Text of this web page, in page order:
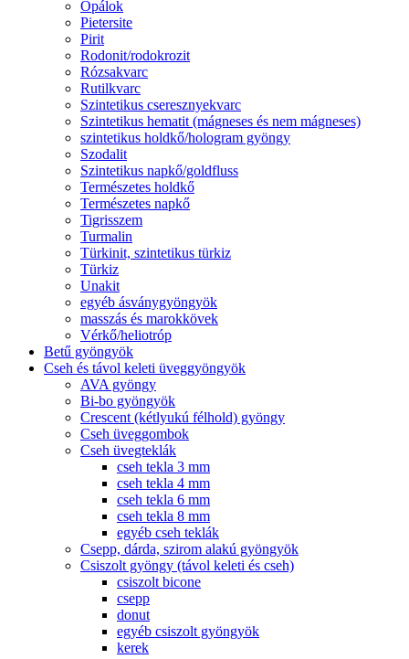
Opálok
Pietersite
Pirit
Rodonit/rodokrozit
Rózsakvarc
Rutilkvarc
Szintetikus cseresznyekvarc
Szintetikus hematit (mágneses és nem mágneses)
szintetikus holdkő/hologram gyöngy
Szodalit
Szintetikus napkő/goldfluss
Természetes holdkő
Természetes napkő
Tigrisszem
Turmalin
Türkinit, szintetikus türkiz
Türkiz
Unakit
egyéb ásványgyöngyök
masszás és marokkövek
Vérkő/heliotróp
Betű gyöngyök
Cseh és távol keleti üveggyöngyök
AVA gyöngy
Bi-bo gyöngyök
Crescent (kétlyukú félhold) gyöngy
Cseh üveggombok
Cseh üvegteklák
cseh tekla 3 mm
cseh tekla 4 mm
cseh tekla 6 mm
cseh tekla 8 mm
egyéb cseh teklák
Csepp, dárda, szirom alakú gyöngyök
Csiszolt gyöngy (távol keleti és cseh)
csiszolt bicone
csepp
donut
egyéb csiszolt gyöngyök
kerek